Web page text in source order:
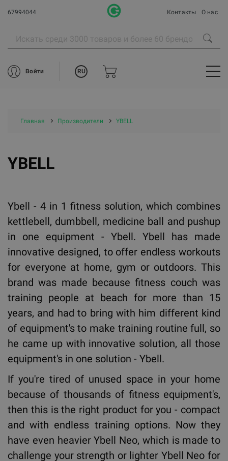
67994044 Контакты О нас
Войти RU
Главная Производители YBELL
YBELL
Ybell - 4 in 1 fitness solution, which combines
kettlebell, dumbbell, medicine ball and pushup
in one equipment - Ybell. Ybell has made
innovative designed, to offer endless workouts
for everyone at home, gym or outdoors. This
brand was made because fitness couch was
training people at beach for more than 15
years, and had to bring with him different kind
of equipment's to make training routine full, so
he came up with innovative solution, all those
equipment's in one solution - Ybell.
If you're tired of unused space in your home
because of thousands of fitness equipment's,
then this is the right product for you - compact
and with endless training options. Now they
have even heavier Ybell Neo, which is made to
challenge your strength or lighter Ybell Neo for